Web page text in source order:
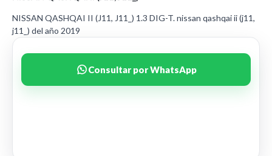
NISSAN QASHQAI II (J11, J11_) 1.3 DIG-T. nissan qashqai ii (j11,
j11_) del año 2019
Consultar por WhatsApp